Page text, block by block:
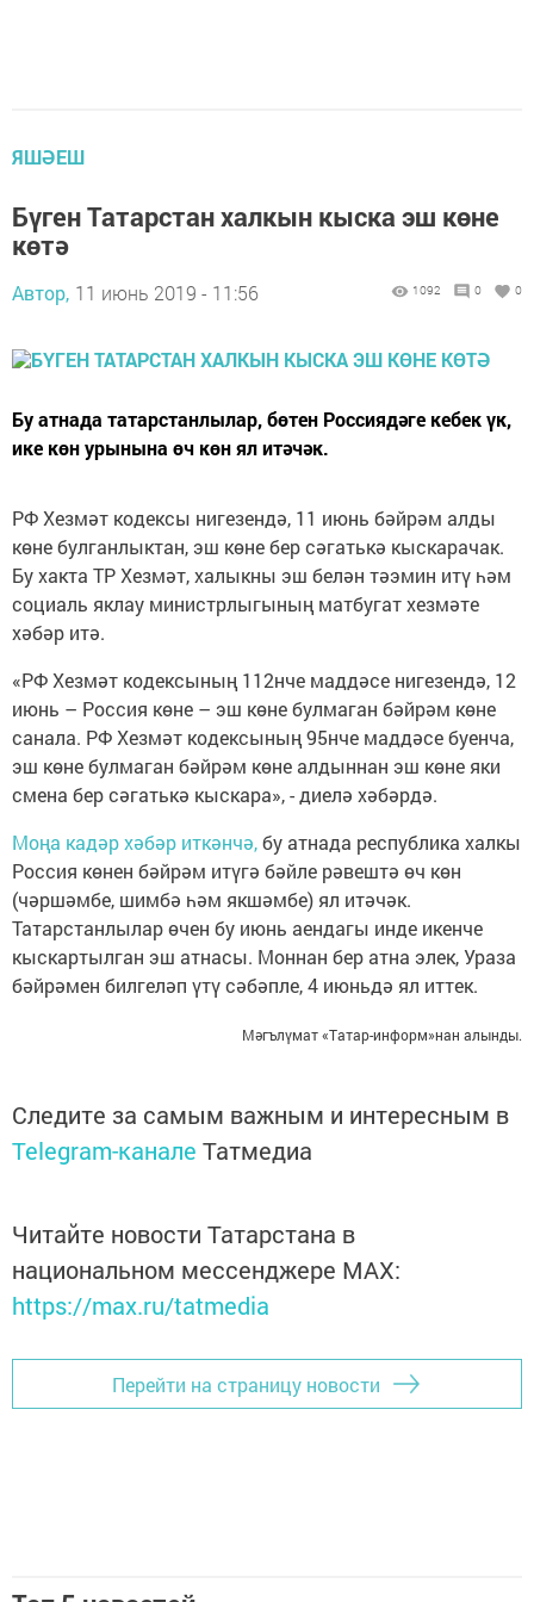
ЯШӘЕШ
Бүген Татарстан халкын кыска эш көне
көтә
Автор, 11 июнь 2019 - 11:56 1092 0 0
Бу атнада татарстанлылар, бөтен Россиядәге кебек үк,
ике көн урынына өч көн ял итәчәк.
РФ Хезмәт кодексы нигезендә, 11 июнь бәйрәм алды
көне булганлыктан, эш көне бер сәгатькә кыскарачак.
Бу хакта ТР Хезмәт, халыкны эш белән тәэмин итү һәм
социаль яклау министрлыгының матбугат хезмәте
хәбәр итә.
«РФ Хезмәт кодексының 112нче маддәсе нигезендә, 12
июнь – Россия көне – эш көне булмаган бәйрәм көне
санала. РФ Хезмәт кодексының 95нче маддәсе буенча,
эш көне булмаган бәйрәм көне алдыннан эш көне яки
смена бер сәгатькә кыскара», - диелә хәбәрдә.
Моңа кадәр хәбәр иткәнчә,бу атнада республика халкы
Россия көнен бәйрәм итүгә бәйле рәвештә өч көн
(чәршәмбе, шимбә һәм якшәмбе) ял итәчәк.
Татарстанлылар өчен бу июнь аендагы инде икенче
кыскартылган эш атнасы. Моннан бер атна элек, Ураза
бәйрәмен билгеләп үтү сәбәпле, 4 июньдә ял иттек.
Мәгълүмат «Татар-информ»нан алынды.
Следите за самым важным и интересным в
Telegram-канале Татмедиа
Читайте новости Татарстана в
национальном мессенджере MАХ:
https://max.ru/tatmedia
Перейти на страницу новости